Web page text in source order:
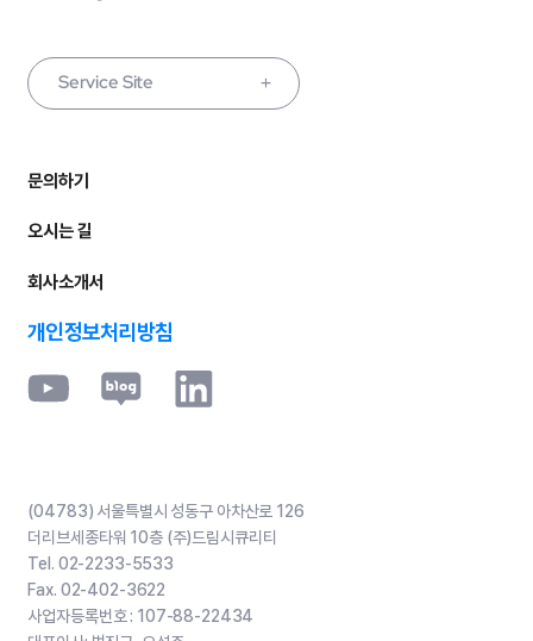
문의하기
오시는 길
회사소개서
개인정보처리방침
(04783) 서울특별시 성동구 아차산로 126
더리브세종타워 10층 (주)드림시큐리티
Tel. 02-2233-5533
Fax. 02-402-3622
사업자등록번호 : 107-88-22434
Service Site